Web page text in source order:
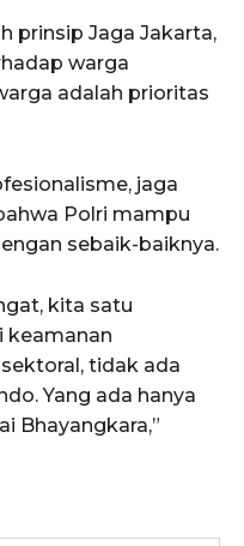
prinsip Jaga Jakarta,
warga
adalah prioritas
jaga
Polri mampu
sebaik-baiknya.
kita satu
keamanan
tidak ada
Yang ada hanya
Bhayangkara,”